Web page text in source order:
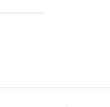
Сотрудники